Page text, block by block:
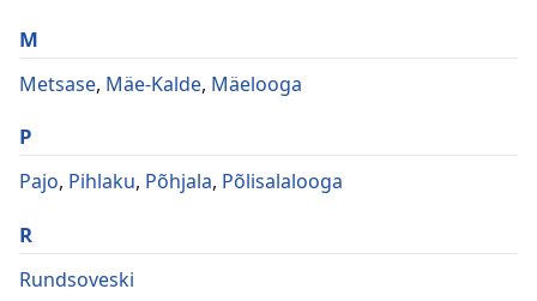
M
Metsase, Mäe-Kalde, Mäelooga
P
Pajo, Pihlaku, Põhjala, Põlisalalooga
R
Rundsoveski